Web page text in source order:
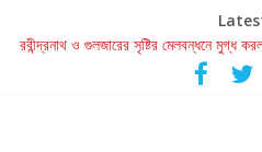
রবীন্দ্রনাথ ও গুলজারের সৃষ্টির মেলবন্ধনে মুগ্ধ
কলের গান থেকে রীলস্ — বাঙালির গান শোনার
জগন্নাথমঙ্গলম্ — বাংলায় প্রথমবার মঞ্চে এবার